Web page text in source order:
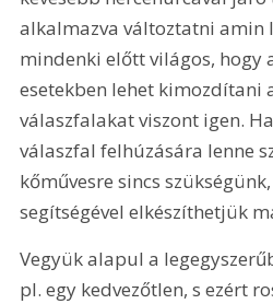
alkalmazva változtatni amin
mindenki előtt világos, hogy
esetekben lehet kimozdítani
válaszfalakat viszont igen.
válaszfal felhúzására lenne
kőművesre sincs
segítségével elkészíthetjük
Vegyük alapul a
pl. egy kedvezőtlen, s ezért